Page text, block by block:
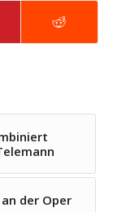
der Oper